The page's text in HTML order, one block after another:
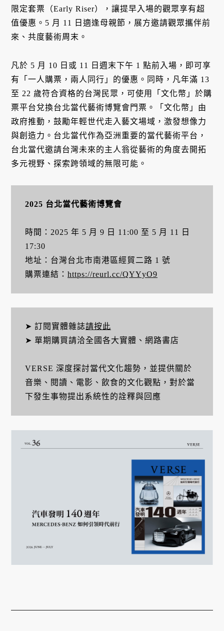
限定套票（Early Riser），讓提早入場的觀眾享有超
值優惠。5 月 11 日適逢母親節，展方邀請觀眾攜伴前
來、共度藝術周末。
凡於 5 月 10 日或 11 日週末下午 1 點前入場，即可享
有「一人購票，兩人同行」的優惠。同時，凡年滿 13
至 22 歲符合資格的台灣民眾，可使用「文化幣」於購
票平台兌換台北當代藝術博覽會門票。「文化幣」由
政府推動，鼓勵年輕世代走入藝文場域，激發想像力
與創造力。台北當代作為亞洲重要的當代藝術平台，
台北當代邀請台灣未來的主人翁從藝術的角度去開拓
多元視野、探索跨領域的無限可能。
2025 台北當代藝術博覽會
時間：2025 年 5 月 9 日 11:00 至 5 月 11 日
17:30
地址：台灣台北市南港區經貿二路 1 號
購票連結： https://reurl.cc/QYYyO9
➤ 訂閱實體雜誌請按此
➤ 單期購買請洽全國各大實體、網路書店
VERSE 深度探討當代文化趨勢，並提供關於
音樂、閱讀、電影、飲食的文化觀點，對於當
下發生事物提出系統性的詮釋與回應